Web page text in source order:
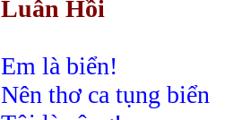
Luân Hồi
Em là biển!
Nên thơ ca tụng biển